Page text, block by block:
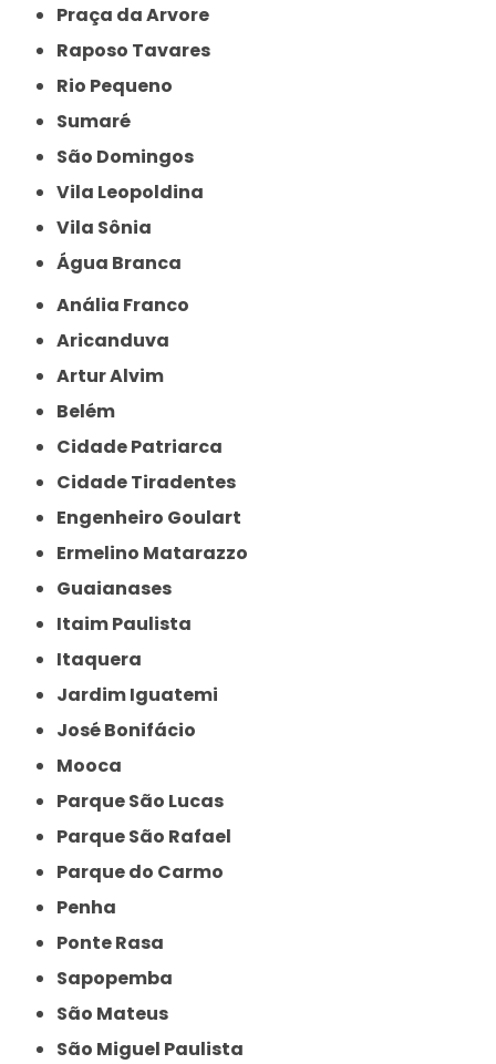
Praça da Arvore
Raposo Tavares
Rio Pequeno
Sumaré
São Domingos
Vila Leopoldina
Vila Sônia
Água Branca
Anália Franco
Aricanduva
Artur Alvim
Belém
Cidade Patriarca
Cidade Tiradentes
Engenheiro Goulart
Ermelino Matarazzo
Guaianases
Itaim Paulista
Itaquera
Jardim Iguatemi
José Bonifácio
Mooca
Parque São Lucas
Parque São Rafael
Parque do Carmo
Penha
Ponte Rasa
Sapopemba
São Mateus
São Miguel Paulista